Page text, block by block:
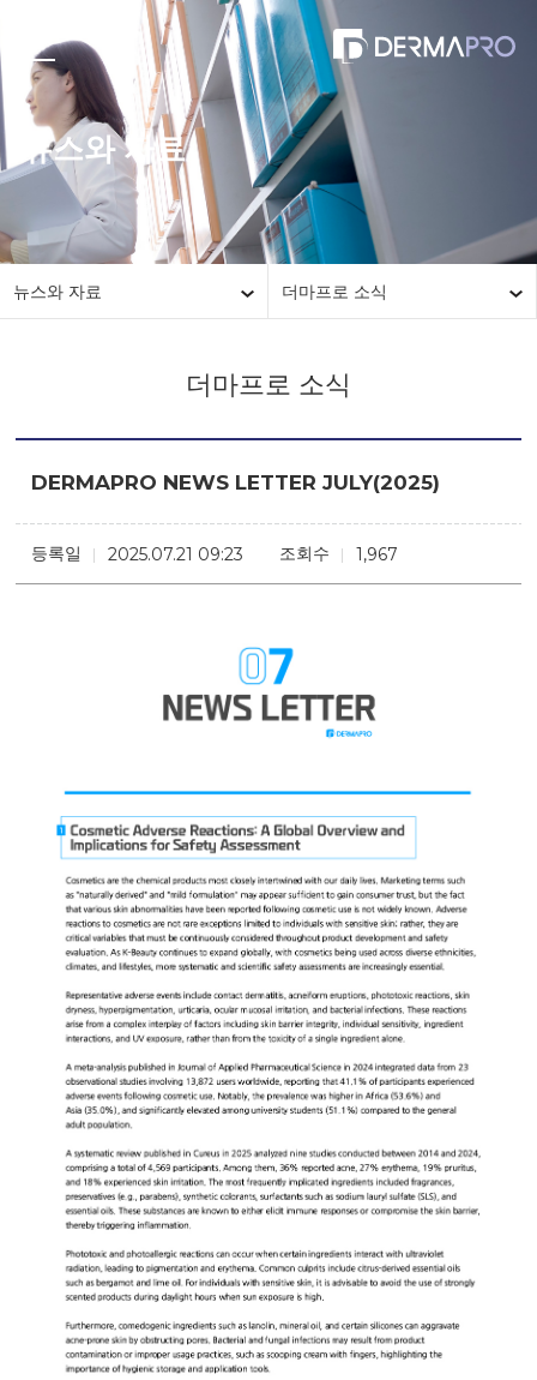
뉴스와 자료
뉴스와 자료 더마프로 소식
더마프로 소식
DERMAPRO NEWS LETTER JULY(2025)
등록일 2025.07.21 09:23 조회수 1,967